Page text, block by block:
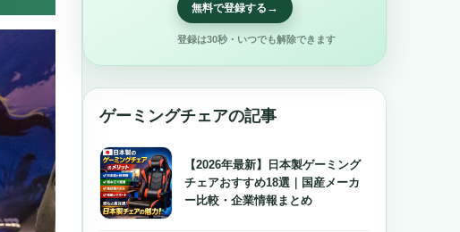
無料で登録する →
登録は30秒・いつでも解除できます
ゲーミングチェアの記事
【2026年最新】日本製ゲーミング
チェアおすすめ18選｜国産メーカ
ー比較・企業情報まとめ